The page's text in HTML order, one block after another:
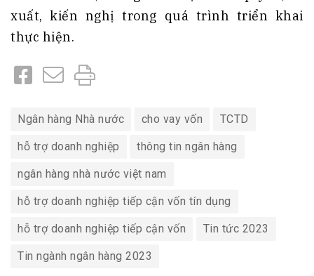
xuất, kiến nghị trong quá trình triển khai
thực hiện.
Ngân hàng Nhà nước cho vay vốn TCTD
hỗ trợ doanh nghiệp thông tin ngân hàng
ngân hàng nhà nước việt nam
hỗ trợ doanh nghiệp tiếp cận vốn tín dụng
hỗ trợ doanh nghiệp tiếp cận vốn Tin tức 2023
Tin ngành ngân hàng 2023